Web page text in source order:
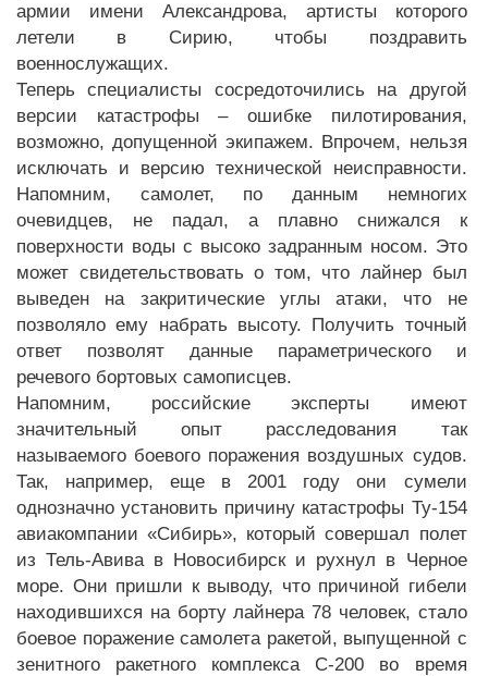
армии имени Александрова, артисты которого
летели в Сирию, чтобы поздравить
военнослужащих.
Теперь специалисты сосредоточились на другой
версии катастрофы – ошибке пилотирования,
возможно, допущенной экипажем. Впрочем, нельзя
исключать и версию технической неисправности.
Напомним, самолет, по данным немногих
очевидцев, не падал, а плавно снижался к
поверхности воды с высоко задранным носом. Это
может свидетельствовать о том, что лайнер был
выведен на закритические углы атаки, что не
позволяло ему набрать высоту. Получить точный
ответ позволят данные параметрического и
речевого бортовых самописцев.
Напомним, российские эксперты имеют
значительный опыт расследования так
называемого боевого поражения воздушных судов.
Так, например, еще в 2001 году они сумели
однозначно установить причину катастрофы Ту-154
авиакомпании «Сибирь», который совершал полет
из Тель-Авива в Новосибирск и рухнул в Черное
море. Они пришли к выводу, что причиной гибели
находившихся на борту лайнера 78 человек, стало
боевое поражение самолета ракетой, выпущенной с
зенитного ракетного комплекса С-200 во время